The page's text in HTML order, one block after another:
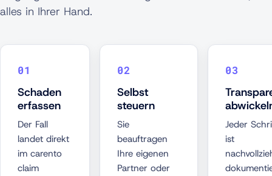
alles in Ihrer Hand.
Schaden
erfassen
Der Fall
landet direkt
im carento
claim
Selbst
steuern
Sie
beauftragen
Ihre eigenen
Partner oder
Jeder
ist